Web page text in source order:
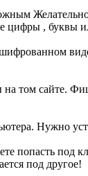
цифры , буквы
на том сайте.
Нужно
попасть
под другое!